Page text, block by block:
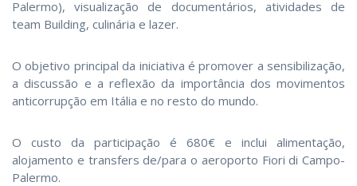
Palermo), visualização de documentários, atividades de
team Building, culinária e lazer.
O objetivo principal da iniciativa é promover a sensibilização,
a discussão e a reflexão da importância dos movimentos
anticorrupção em Itália e no resto do mundo.
O custo da participação é 680€ e inclui alimentação,
alojamento e transfers de/para o aeroporto Fiori di Campo-
Palermo.